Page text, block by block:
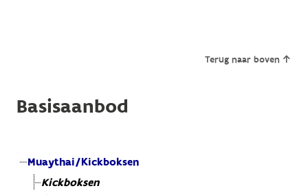
Terug naar boven
Basisaanbod
Muaythai/Kickboksen
Kickboksen